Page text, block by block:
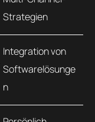
Strategien
Integration von
Softwarelösunge
n